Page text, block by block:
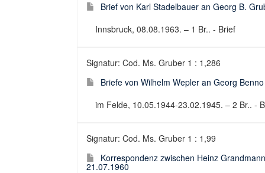
Brief von Karl Stadelbauer an Georg B.
Innsbruck, 08.08.1963. – 1 Br.. - Brief
Signatur: Cod. Ms. Gruber 1 : 1,286
Briefe von Wilhelm Wepler an Georg
im Felde, 10.05.1944-23.02.1945. – 2 Br.. -
Signatur: Cod. Ms. Gruber 1 : 1,99
Korrespondenz zwischen Heinz
21.07.1960